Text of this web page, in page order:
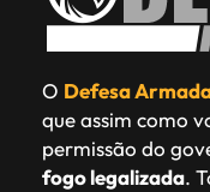
O Defesa
que assim como
permissão do
fogo legalizada.